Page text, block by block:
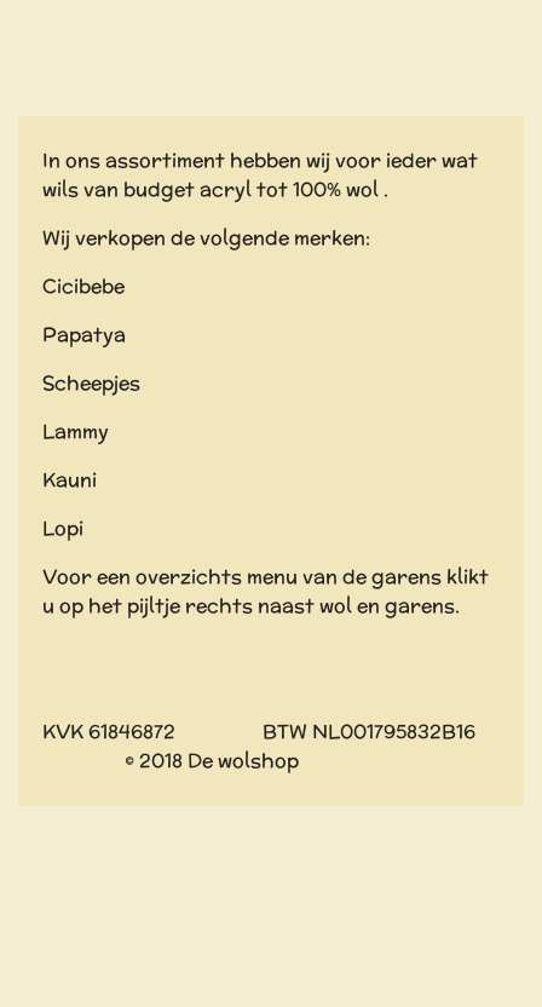
In ons assortiment hebben wij voor ieder wat
wils van budget acryl tot 100% wol .
Wij verkopen de volgende merken:
Cicibebe
Papatya
Scheepjes
Lammy
Kauni
Lopi
Voor een overzichts menu van de garens klikt
u op het pijltje rechts naast wol en garens.
KVK 61846872 BTW NL001795832B16
© 2018 De wolshop